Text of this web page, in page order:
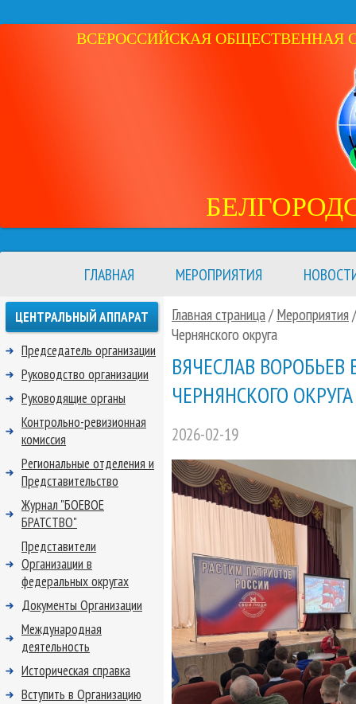
ВСЕРОССИЙСКАЯ ОБЩЕСТВЕННАЯ
ГЛАВНАЯ МЕРОПРИЯТИЯ
Главная страница/ Мероприятия
Чернянского округа
ВЯЧЕСЛАВ
ЧЕРНЯНСКОГО ОКРУГА
2026-02-19
ЦЕНТРАЛЬНЫЙ АППАРАТ
Председатель организации
Руководство организации
Руководящие органы
Контрольно-ревизионная
комиссия
Региональные отделения и
Представительство
Журнал "БОЕВОЕ
БРАТСТВО"
Представители
Организации в
федеральных округах
Документы Организации
Международная
деятельность
Историческая справка
Вступить в Организацию